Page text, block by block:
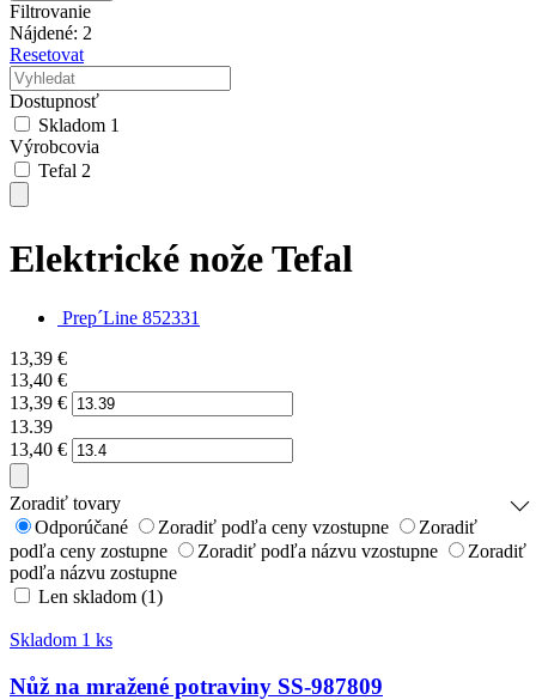
Filtrovanie
Nájdené: 2
Resetovat
Dostupnosť
Skladom 1
Výrobcovia
Tefal 2
Elektrické nože Tefal
Prep´Line 852331
13,39 €
13,40 €
13,39 €
13.39
13,40 €
Zoradiť tovary
Odporúčané
Zoradiť podľa ceny vzostupne
Zoradiť
podľa ceny zostupne
Zoradiť podľa názvu vzostupne
Zoradiť
podľa názvu zostupne
Len skladom (1)
Skladom 1 ks
Nůž na mražené potraviny SS-987809